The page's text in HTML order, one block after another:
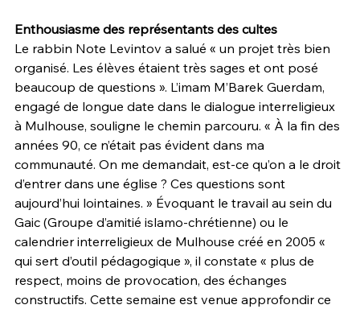
Enthousiasme des représentants des cultes
Le rabbin Note Levintov a salué « un projet très bien
organisé. Les élèves étaient très sages et ont posé
beaucoup de questions ». L’imam M’Barek Guerdam,
engagé de longue date dans le dialogue interreligieux
à Mulhouse, souligne le chemin parcouru. « À la fin des
années 90, ce n’était pas évident dans ma
communauté. On me demandait, est-ce qu’on a le droit
d’entrer dans une église ? Ces questions sont
aujourd’hui lointaines. » Évoquant le travail au sein du
Gaic (Groupe d’amitié islamo-chrétienne) ou le
calendrier interreligieux de Mulhouse créé en 2005 «
qui sert d’outil pédagogique », il constate « plus de
respect, moins de provocation, des échanges
constructifs. Cette semaine est venue approfondir ce